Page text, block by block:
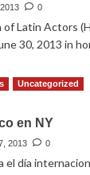
0
of Latin Actors
30, 2013 in
Uncategorized
en NY
2013 0
el día